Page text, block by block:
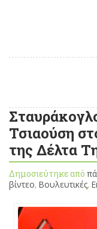
Τσιαούση
της Δέλτα
Δημοσιεύτηκε από
βίντεο, Βουλευτικές,